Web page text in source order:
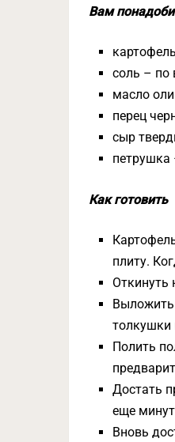
Вам
соль – по
масло
перец
сыр
петрушка
Как готовить
плиту.
Откинуть
Выложить
толкушки
Полить
Достать
еще
Вновь